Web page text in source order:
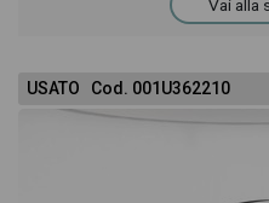
Vai alla
USATO Cod. 001U362210